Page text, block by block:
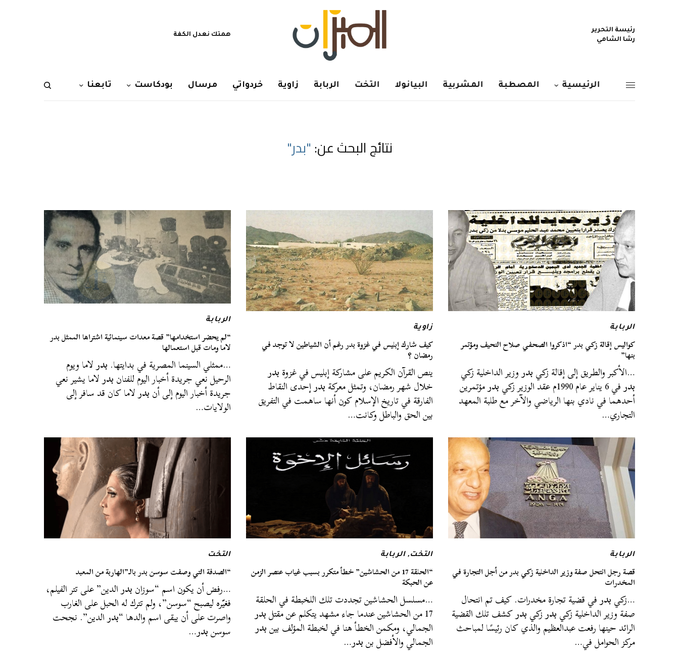
رئيسة التحرير
رشا الشامي
همتك نعدل الكفة
الرئيسية المصطبة المشربية البيانولا التخت الربابة زاوية خردواتي مرسال بودكاست تابعنا
نتائج البحث عن: "بدر"
الربابة
كواليس إقالة زكي بدر “اذكروا الصحفي صلاح النحيف ومؤتمر
بنها”
…الأكبر والطريق إلى إقالة زكيبدروزير الداخلية زكي
بدرفي 6 يناير عام 1990م عقد الوزير زكي بدرمؤتمرين
أحدهما في نادي بنها الرياضي والآخر مع طلبة المعهد
التجاري…
زاوية
كيف شارك إبليس في غزوة بدر رغم أن الشياطين لا توجد في
رمضان ؟
ينص القرآن الكريم على مشاركة إبليس في غزوةبدر
خلال شهر رمضان، وتمثل معركةبدرإحدى النقاط
الفارقة في تاريخ الإسلام كون أنها ساهمت في التفريق
بين الحق والباطل وكانت…
الربابة
“لم يحضر استخدامها” قصة معدات سينمائية اشتراها الممثل بدر
لاما ومات قبل استعمالها
…ممثلي السينما المصرية في بدايتها. بدرلاما ويوم
الرحيل نعي جريدة أخبار اليوم للفنانبدرلاما يشير نعي
جريدة أخبار اليوم إلى أنبدرلاما كان قد سافر إلى
الولايات…
الربابة
قصة رجل انتحل صفة وزير الداخلية زكي بدر من أجل التجارة في
المخدرات
…زكيبدرفي قضية تجارة مخدرات. كيف تم انتحال
صفة وزير الداخلية زكيبدرزكيبدركشف تلك القضية
الرائد حينها رفعت عبدالعظيم والذي كان رئيسًا لمباحث
مركز الحوامل في…
التخت,الربابة
“الحلقة 17 من الحشاشين” خطأ متكرر بسبب غياب عنصر الزمن
عن الحبكة
…مسلسل الحشاشين تجددت تلك اللخبطة في الحلقة
17 من الحشاشين عندما جاء مشهد يتكلم عن مقتل بدر
الجمالي، ومكمن الخطأ هنا في لخبطة المؤلف بينبدر
الجمالي والأفضل بنبدر…
التخت
“الصدفة التي وصفت سوسن بدر بالـ”الهاربة من المعبد
…رفض أن يكون اسم “سوزانبدرالدين” على تتر الفيلم،
فغيّره ليصبح “سوسن”، ولم تترك له الحبل على الغارب
واصرت على أن يبقى اسم والدها “بدرالدين”. نجحت
سوسنبدر…